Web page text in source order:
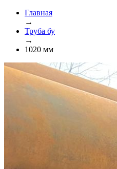
Главная
→
Труба бу
→
1020 мм